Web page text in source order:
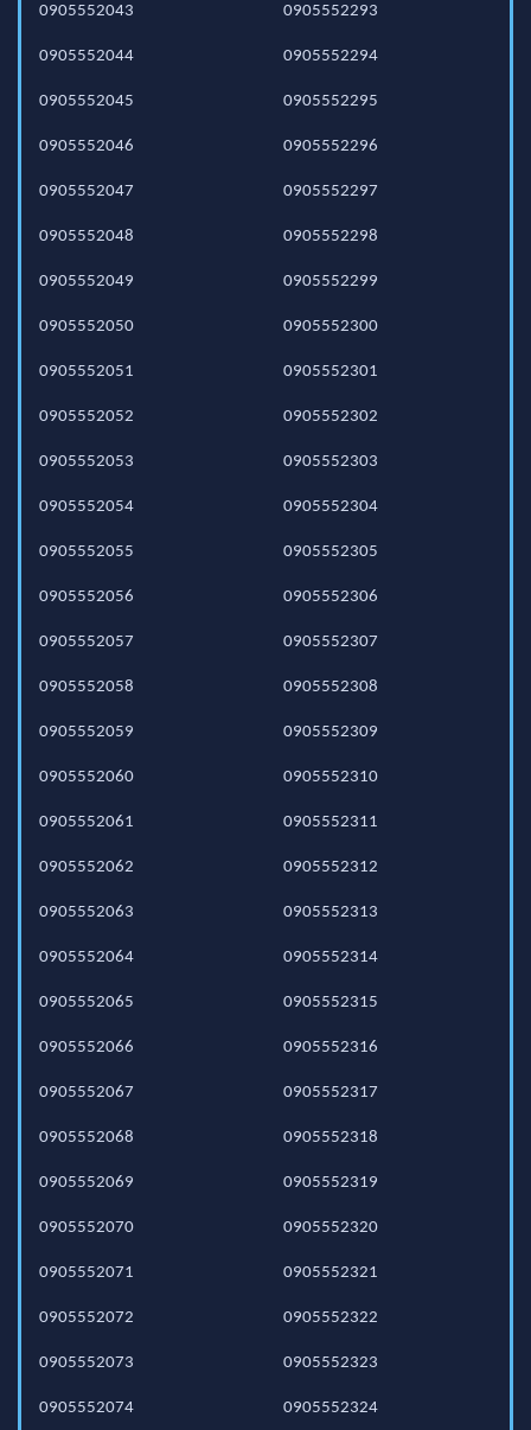
0905552043
0905552044
0905552045
0905552046
0905552047
0905552048
0905552049
0905552050
0905552051
0905552052
0905552053
0905552054
0905552055
0905552056
0905552057
0905552058
0905552059
0905552060
0905552061
0905552062
0905552063
0905552064
0905552065
0905552066
0905552067
0905552068
0905552069
0905552070
0905552071
0905552072
0905552073
0905552074
0905552293
0905552294
0905552295
0905552296
0905552297
0905552298
0905552299
0905552300
0905552301
0905552302
0905552303
0905552304
0905552305
0905552306
0905552307
0905552308
0905552309
0905552310
0905552311
0905552312
0905552313
0905552314
0905552315
0905552316
0905552317
0905552318
0905552319
0905552320
0905552321
0905552322
0905552323
0905552324